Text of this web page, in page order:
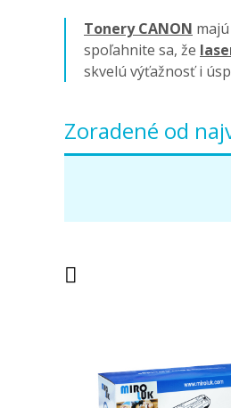
Tonery CANON
spoľahnite sa, že
skvelú výťažnosť i
Zoradené od